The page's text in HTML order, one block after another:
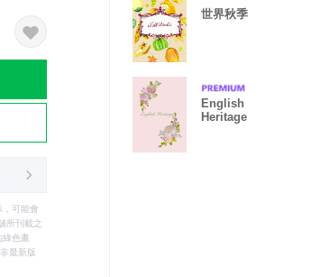
可能會
所刊載之
綠色畫
最新版
世界秋季
English
Heritage